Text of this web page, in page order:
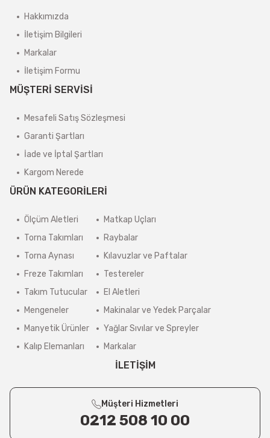
Hakkımızda
İletişim Bilgileri
Markalar
İletişim Formu
MÜŞTERİ SERVİSİ
Mesafeli Satış Sözleşmesi
Garanti Şartları
İade ve İptal Şartları
Kargom Nerede
ÜRÜN KATEGORİLERİ
Ölçüm Aletleri
Torna Takımları
Torna Aynası
Freze Takımları
Takım Tutucular
Mengeneler
Manyetik Ürünler
Kalıp Elemanları
Matkap Uçları
Raybalar
Kılavuzlar ve Paftalar
Testereler
El Aletleri
Makinalar ve Yedek Parçalar
Yağlar Sıvılar ve Spreyler
Markalar
İLETİŞİM
Müşteri Hizmetleri
0212 508 10 00